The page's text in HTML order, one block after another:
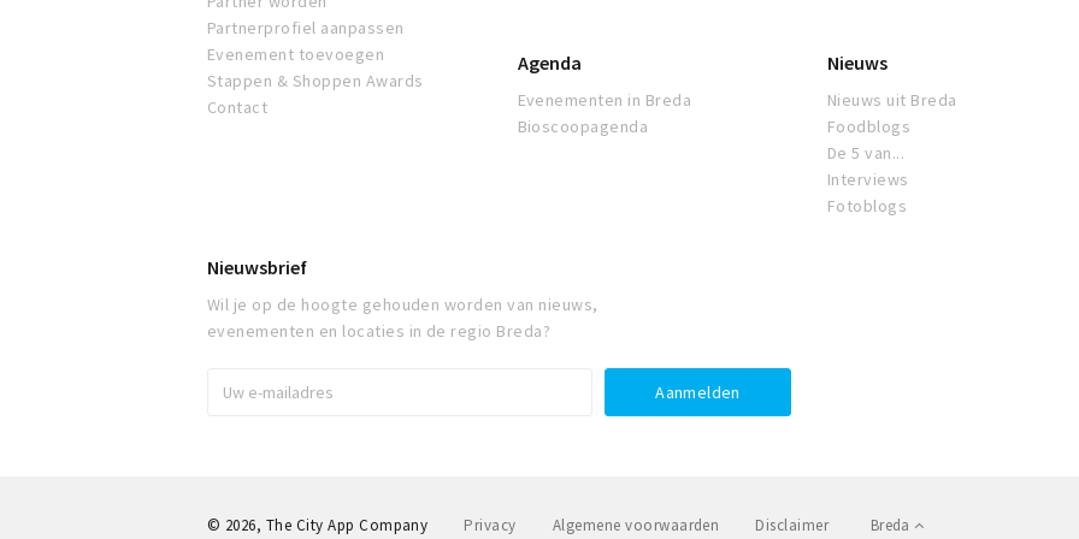
Partnerprofiel aanpassen
Evenement toevoegen
Stappen & Shoppen Awards
Contact
Agenda
Evenementen in Breda
Bioscoopagenda
Nieuws
Nieuws uit Breda
Foodblogs
De 5 van...
Interviews
Fotoblogs
Nieuwsbrief
Wil je op de hoogte gehouden worden van nieuws,
evenementen en locaties in de regio Breda?
Privacy Algemene voorwaarden Disclaimer Breda
© 2026, The City App Company